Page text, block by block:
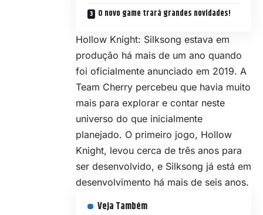
O novo game trará grandes novidades!
Hollow Knight: Silksong estava em
produção há mais de um ano quando
foi oficialmente anunciado em 2019. A
Team Cherry percebeu que havia muito
mais para explorar e contar neste
universo do que inicialmente
planejado. O primeiro jogo, Hollow
Knight, levou cerca de três anos para
ser desenvolvido, e Silksong já está em
desenvolvimento há mais de seis anos.
Veja Também